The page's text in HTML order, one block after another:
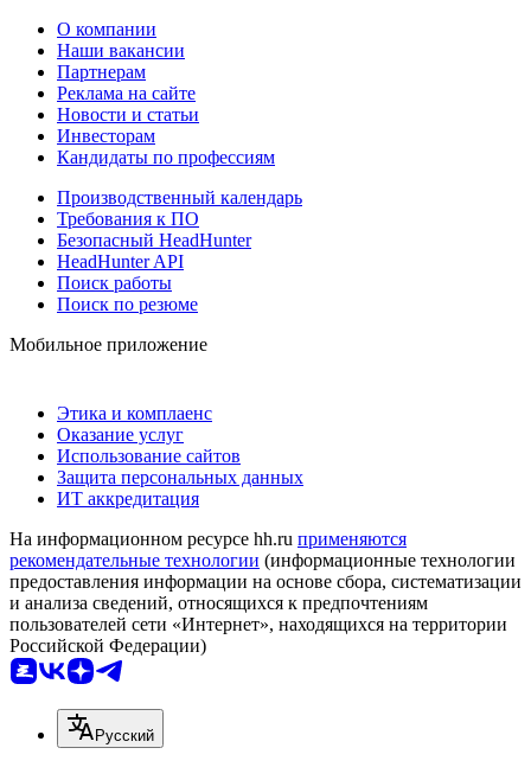
О компании
Наши вакансии
Партнерам
Реклама на сайте
Новости и статьи
Инвесторам
Кандидаты по профессиям
Производственный календарь
Требования к ПО
Безопасный HeadHunter
HeadHunter API
Поиск работы
Поиск по резюме
Мобильное приложение
Этика и комплаенс
Оказание услуг
Использование сайтов
Защита персональных данных
ИТ аккредитация
На информационном ресурсе hh.ru применяются
рекомендательные технологии (информационные технологии
предоставления информации на основе сбора, систематизации
и анализа сведений, относящихся к предпочтениям
пользователей сети «Интернет», находящихся на территории
Российской Федерации)
Русский